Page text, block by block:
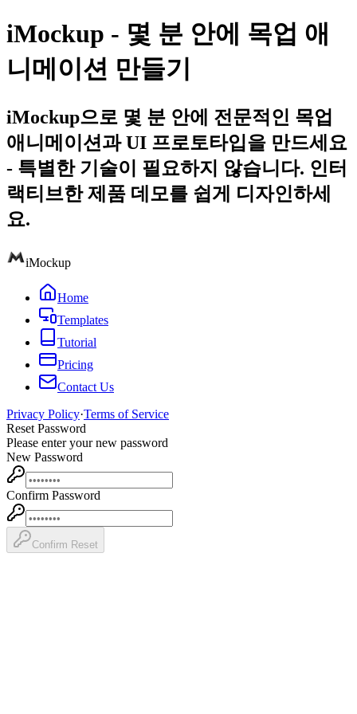
iMockup - 몇 분 안에 목업 애
니메이션 만들기
iMockup으로 몇 분 안에 전문적인 목업
애니메이션과 UI 프로토타입을 만드세요
- 특별한 기술이 필요하지 않습니다. 인터
랙티브한 제품 데모를 쉽게 디자인하세
요.
iMockup
Home
Templates
Tutorial
Pricing
Contact Us
Privacy Policy·Terms of Service
Reset Password
Please enter your new password
New Password
Confirm Password
Confirm Reset